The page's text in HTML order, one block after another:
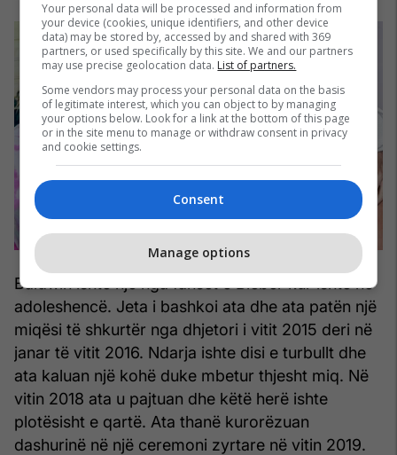
Baldwin ishte një nga fanset e Bieber kur ishte në
adoleshencë. Jeta i bashkoi ata dhe ata patën një
miqësi të shkurtër nga dhjetori i vitit 2015 deri në
janar të vitit 2016. Ndarja ishte disi e turbullt dhe
ata kaluan një kohë duke mbetur thjesht miq. Në
vitin 2018 ata u pajtuan dhe këtë herë ishte
plotësisht e qartë. Ata thanë kurorëzuan
dashurinë në një ceremoni zyrtare në vitin 2019.
Your personal data will be processed and information from
your device (cookies, unique identifiers, and other device
data) may be stored by, accessed by and shared with 369
partners, or used specifically by this site. We and our partners
may use precise geolocation data. List of partners.
Some vendors may process your personal data on the basis
of legitimate interest, which you can object to by managing
your options below. Look for a link at the bottom of this page
or in the site menu to manage or withdraw consent in privacy
and cookie settings.
Consent
Manage options